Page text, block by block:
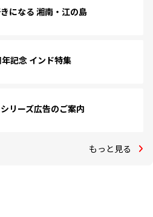
になる 湘南・江の島
記念 インド特集
リーズ広告のご案内
もっと見る